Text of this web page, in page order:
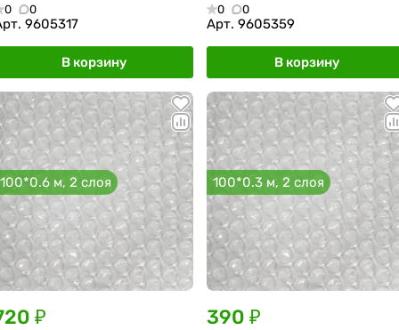
0 0
9605317
В корзину
0 0
Арт. 9605359
В корзину
100*0.6 м, 2 слоя
₽
100*0.3 м, 2 слоя
390 ₽